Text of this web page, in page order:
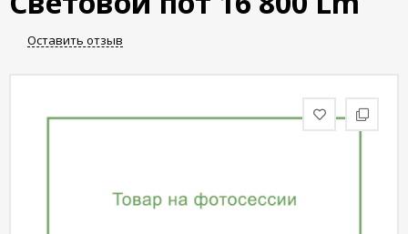
Оставить отзыв